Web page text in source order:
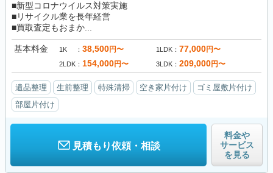
■新型コロナウイルス対策実施
■リサイクル業を長年経営
■買取査定もおまか...
基本料金 1K 38,500円〜 1LDK 77,000円〜
2LDK 154,000円〜 3LDK 209,000円〜
遺品整理 生前整理 特殊清掃 空き家片付け
ゴミ屋敷片付け
部屋片付け
見積もり依頼・相談
料金や
サービス
を見る